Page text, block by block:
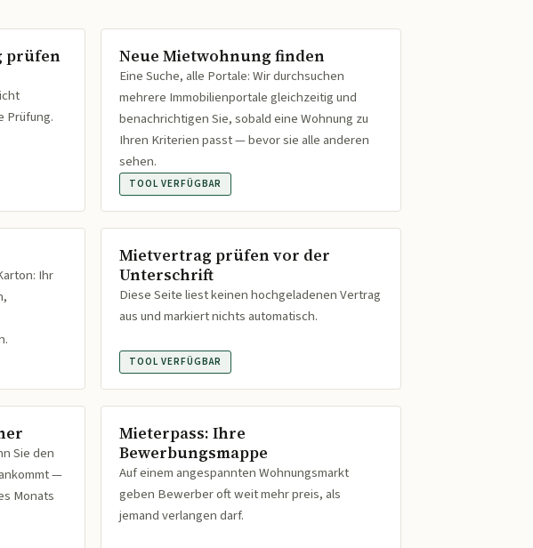
prüfen
Prüfung.
Neue Mietwohnung finden
Eine Suche, alle Portale: Wir durchsuchen
mehrere Immobilienportale gleichzeitig und
benachrichtigen Sie, sobald eine Wohnung zu
Ihren Kriterien passt — bevor sie alle anderen
sehen.
TOOL VERFÜGBAR
Ihr
Mietvertrag prüfen vor der
Unterschrift
Diese Seite liest keinen hochgeladenen Vertrag
aus und markiert nichts automatisch.
TOOL VERFÜGBAR
Sie den
—
Monats
Mieterpass: Ihre
Bewerbungsmappe
Auf einem angespannten Wohnungsmarkt
geben Bewerber oft weit mehr preis, als
jemand verlangen darf.